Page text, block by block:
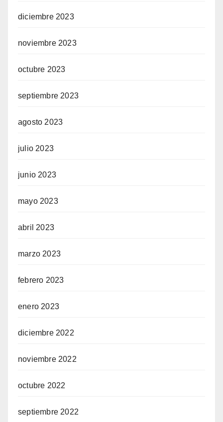
diciembre 2023
noviembre 2023
octubre 2023
septiembre 2023
agosto 2023
julio 2023
junio 2023
mayo 2023
abril 2023
marzo 2023
febrero 2023
enero 2023
diciembre 2022
noviembre 2022
octubre 2022
septiembre 2022